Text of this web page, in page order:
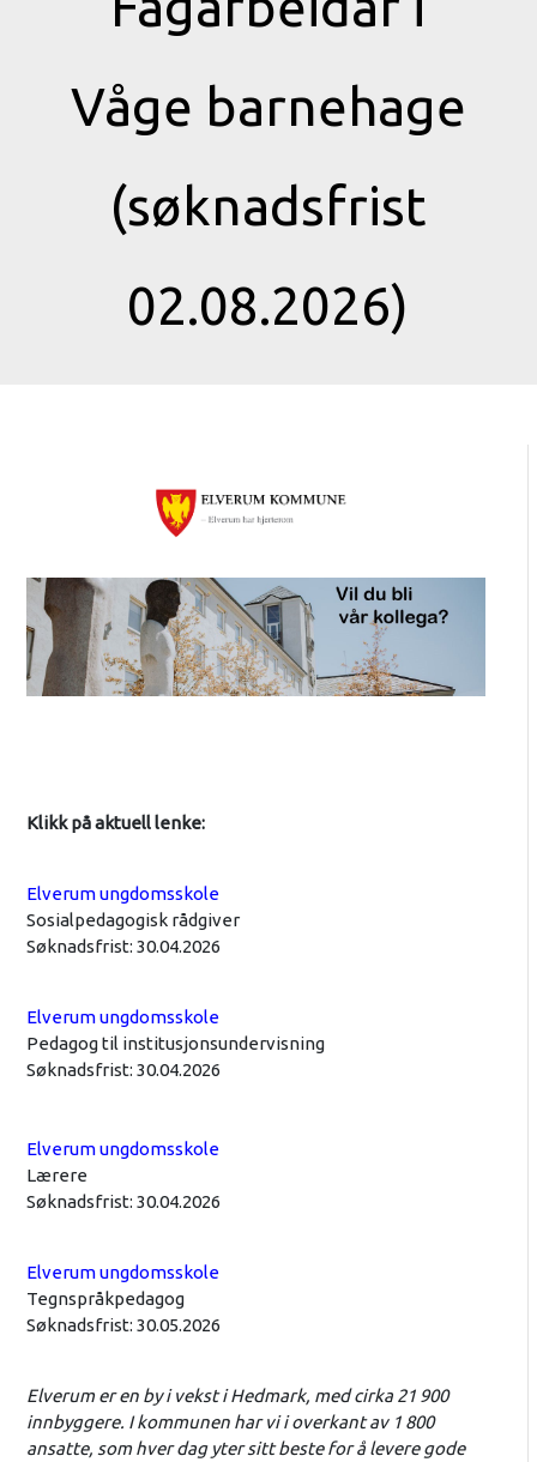
Våge barnehage
(søknadsfrist
02.08.2026)
Klikk på aktuell lenke:
Elverum ungdomsskole
Sosialpedagogisk rådgiver
Søknadsfrist: 30.04.2026
Elverum ungdomsskole
Pedagog til institusjonsundervisning
Søknadsfrist: 30.04.2026
Elverum ungdomsskole
Lærere
Søknadsfrist: 30.04.2026
Elverum ungdomsskole
Tegnspråkpedagog
Søknadsfrist: 30.05.2026
Elverum er en by i vekst i Hedmark, med cirka 21 900
innbyggere. I kommunen har vi i overkant av 1 800
ansatte, som hver dag yter sitt beste for å levere gode